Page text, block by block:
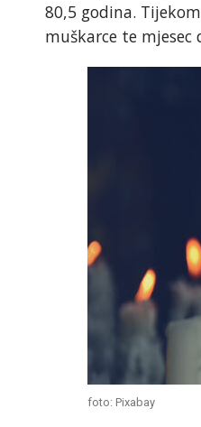
80,5 godina.
muškarce te mjesec
foto: Pixabay